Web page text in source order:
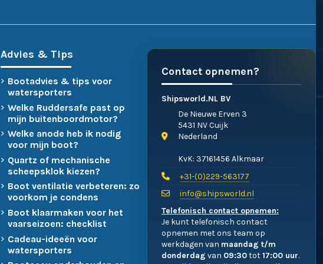
Advies & Tips
Bootadvies & tips voor
watersporters
Welke Ruddersafe past op
mijn buitenboordmotor?
Welke anode heb ik nodig
voor mijn boot?
Quartz of mechanische
scheepsklok kiezen?
Boot ventilatie verbeteren: zo
voorkom je condens
Boot klaarmaken voor het
vaarseizoen: checklist
Cadeau-ideeën voor
watersporters
Contact opnemen?
Shipsworld.NL BV
De Nieuwe Erven 3
5431 NV Cuijk
Nederland
KvK: 37161456 Alkmaar
+31-(0)229-563177
info@shipsworld.nl
Telefonisch contact opnemen:
Je kunt telefonisch contact
opnemen met ons team op
werkdagen van maandag t/m
donderdag van 09:30tot17:00 uur.